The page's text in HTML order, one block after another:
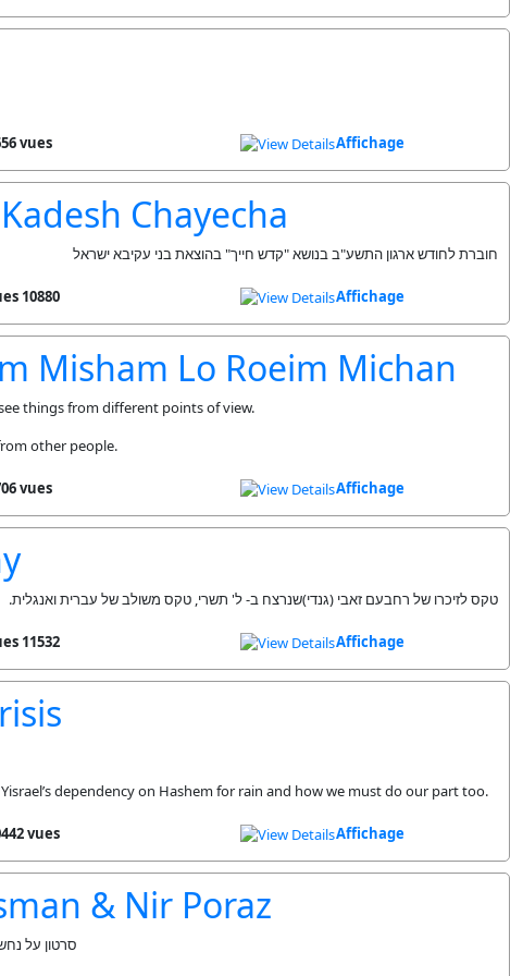
vues Affichage
Chayecha
חוברת לחודש ארגון התשע"ב בנושא "קדש חייך" בהוצאת בני עקיבא ישראל
10880 vues Affichage
Misham Lo Roeim Michan
things from different points of view.
other people.
vues Affichage
טקס לזיכרו של רחבעם זאבי (גנדי)שנרצח ב- ל' תשרי, טקס משולב של עברית ואנגלית.
11532 vues Affichage
dependency on Hashem for rain and how we must do our part too.
vues Affichage
& Nir Poraz
סרטון על